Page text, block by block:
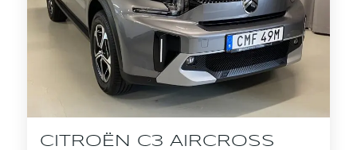
CITROËN C3 AIRCROSS